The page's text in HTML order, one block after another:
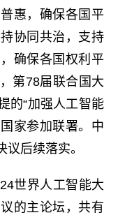
惠，确保各国平
协同共治，支持
确保各国权利平
第78届联合国大
的“加强人工智能
家参加联署。中
后续落实。
世界人工智能大
的主论坛，共有